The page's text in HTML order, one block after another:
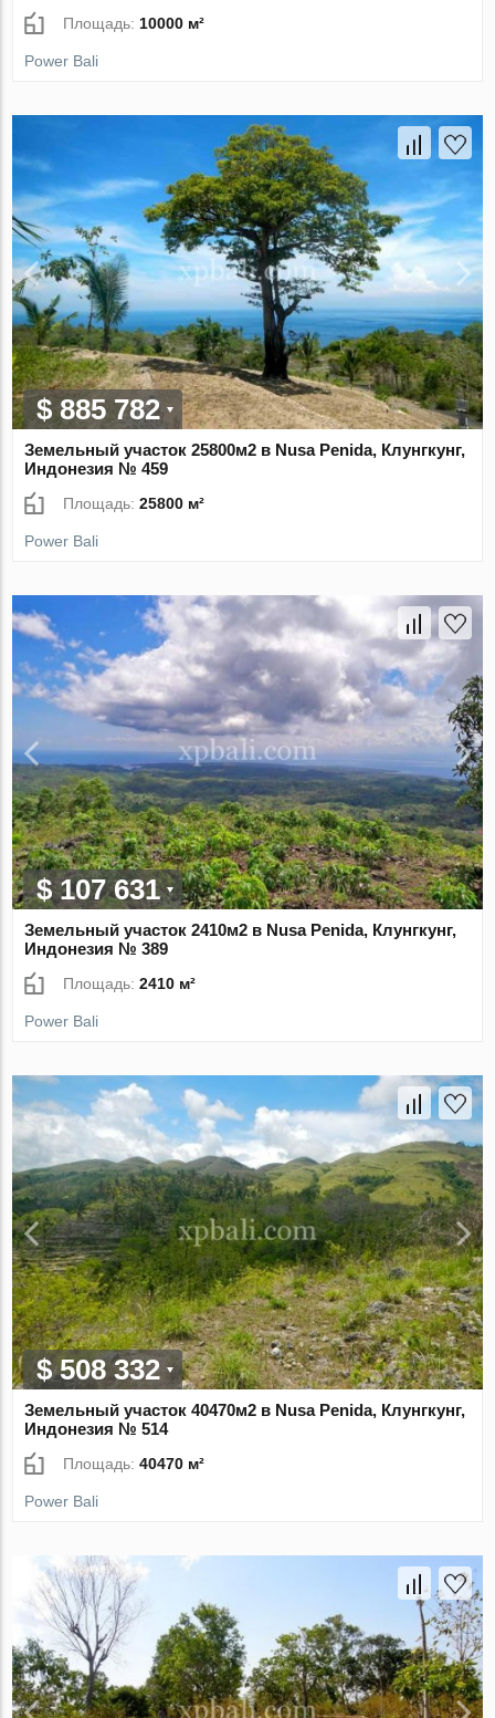
Площадь:10000 м²
Power Bali
$ 885 782
Земельный участок 25800м2 в Nusa Penida, Клунгкунг,
Индонезия № 459
Площадь:25800 м²
Power Bali
$ 107 631
Земельный участок 2410м2 в Nusa Penida, Клунгкунг,
Индонезия № 389
Площадь:2410 м²
Power Bali
$ 508 332
Земельный участок 40470м2 в Nusa Penida, Клунгкунг,
Индонезия № 514
Площадь:40470 м²
Power Bali